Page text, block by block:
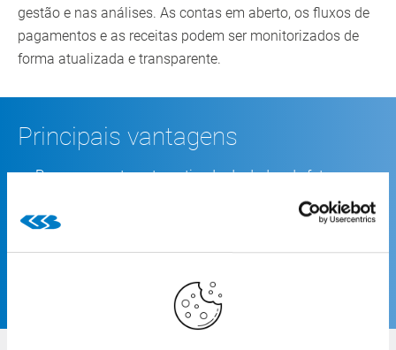
gestão e nas análises. As contas em aberto, os fluxos de
pagamentos e as receitas podem ser monitorizados de
forma atualizada e transparente.
Principais vantagens
Processamento automatizado de dados de faturas
Conformidade garantida com os requisitos legais e